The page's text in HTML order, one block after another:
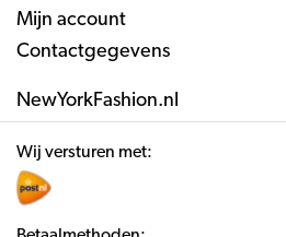
Mijn account
Contactgegevens
NewYorkFashion.nl
Wij versturen met: